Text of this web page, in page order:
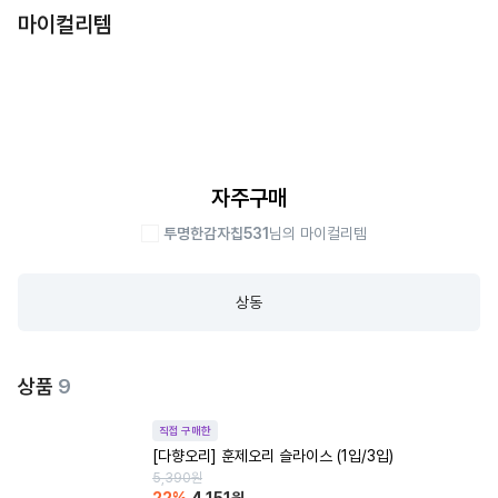
마이컬리템
자주구매
투명한감자칩531 님의 마이컬리템
상동
상품 9
직접 구매한
[다향오리] 훈제오리 슬라이스 (1입/3입)
5,390원